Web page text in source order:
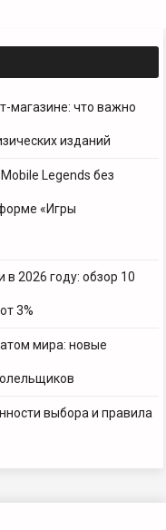
магазине: что важно
изданий
Legends без
«Игры
в 2026 году: обзор 10
3%
мира: новые
выбора и правила